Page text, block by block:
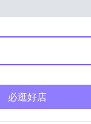
必逛好店